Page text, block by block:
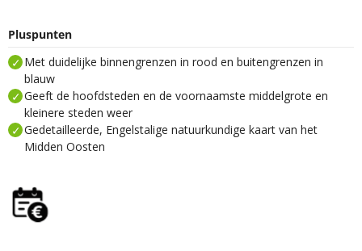
Pluspunten
Met duidelijke binnengrenzen in rood en buitengrenzen in
blauw
Geeft de hoofdsteden en de voornaamste middelgrote en
kleinere steden weer
Gedetailleerde, Engelstalige natuurkundige kaart van het
Midden Oosten